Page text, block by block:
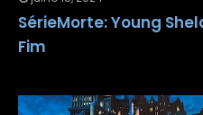
SérieMorte: Young
Fim